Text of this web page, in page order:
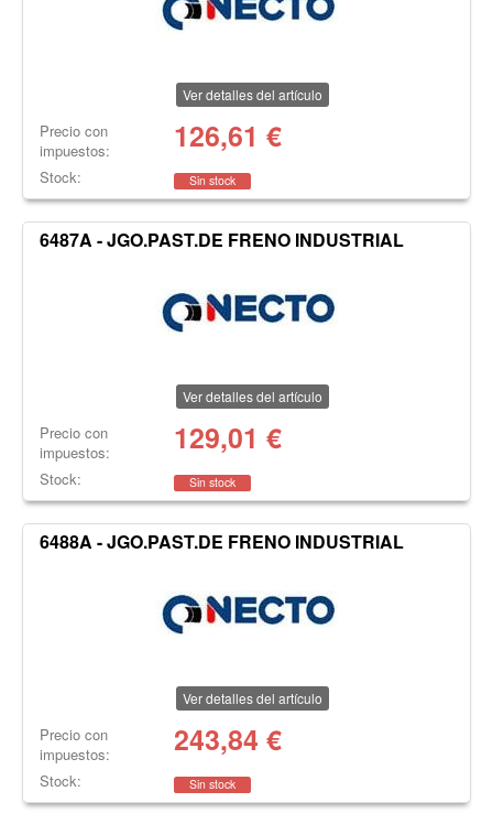
Ver detalles del artículo
Precio con
impuestos:
126,61 €
Stock: Sin stock
6487A - JGO.PAST.DE FRENO INDUSTRIAL
Ver detalles del artículo
Precio con
impuestos:
129,01 €
Stock: Sin stock
6488A - JGO.PAST.DE FRENO INDUSTRIAL
Ver detalles del artículo
Precio con
impuestos:
243,84 €
Stock: Sin stock